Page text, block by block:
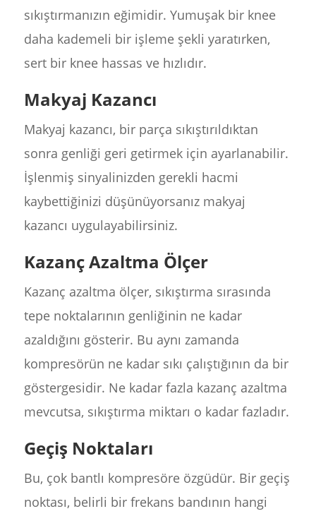
sıkıştırmanızın eğimidir. Yumuşak bir knee
daha kademeli bir işleme şekli yaratırken,
sert bir knee hassas ve hızlıdır.
Makyaj Kazancı
Makyaj kazancı, bir parça sıkıştırıldıktan
sonra genliği geri getirmek için ayarlanabilir.
İşlenmiş sinyalinizden gerekli hacmi
kaybettiğinizi düşünüyorsanız makyaj
kazancı uygulayabilirsiniz.
Kazanç Azaltma Ölçer
Kazanç azaltma ölçer, sıkıştırma sırasında
tepe noktalarının genliğinin ne kadar
azaldığını gösterir. Bu aynı zamanda
kompresörün ne kadar sıkı çalıştığının da bir
göstergesidir. Ne kadar fazla kazanç azaltma
mevcutsa, sıkıştırma miktarı o kadar fazladır.
Geçiş Noktaları
Bu, çok bantlı kompresöre özgüdür. Bir geçiş
noktası, belirli bir frekans bandının hangi